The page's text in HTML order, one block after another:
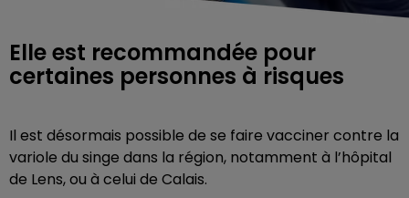
Elle est recommandée pour
certaines personnes à risques
Il est désormais possible de se faire vacciner contre la
variole du singe dans la région, notamment à l’hôpital
de Lens, ou à celui de Calais.